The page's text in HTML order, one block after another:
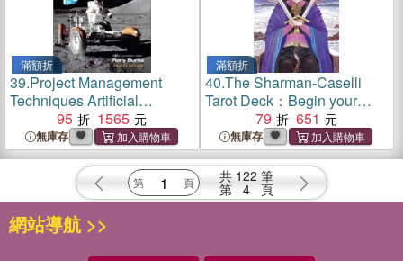
滿額折
39.Project Management
Techniques Artificial
Intelligence：Explains how
to use the latest Planning
and Control tools and
techniques
95 1565
無庫存
滿額折
40.The Sharman-Caselli
Tarot Deck：Begin your
journey of discovery through
the tarot
79 651
無庫存
共 122 筆
第 4 頁
網站導航 >>